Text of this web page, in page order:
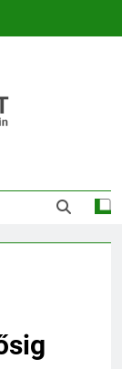
|
És